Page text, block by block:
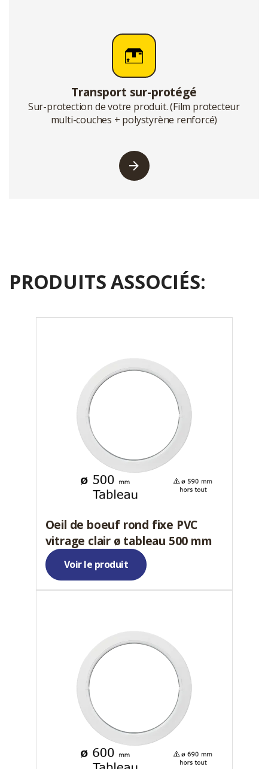
Transport sur-protégé
Sur-protection de votre produit. (Film protecteur
multi-couches + polystyrène renforcé)
PRODUITS ASSOCIÉS:
Oeil de boeuf rond fixe PVC
vitrage clair ø tableau 500 mm
Voir le produit